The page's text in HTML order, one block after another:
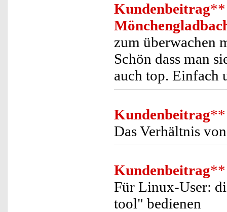
Kundenbeitrag**
zum überwachen
Schön dass man
auch top. Einfach
Kundenbeitrag**
Das Verhältnis
Kundenbeitrag**
Für Linux-User:
tool" bedienen